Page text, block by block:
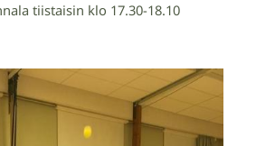
tiistaisin klo 17.30-18.10